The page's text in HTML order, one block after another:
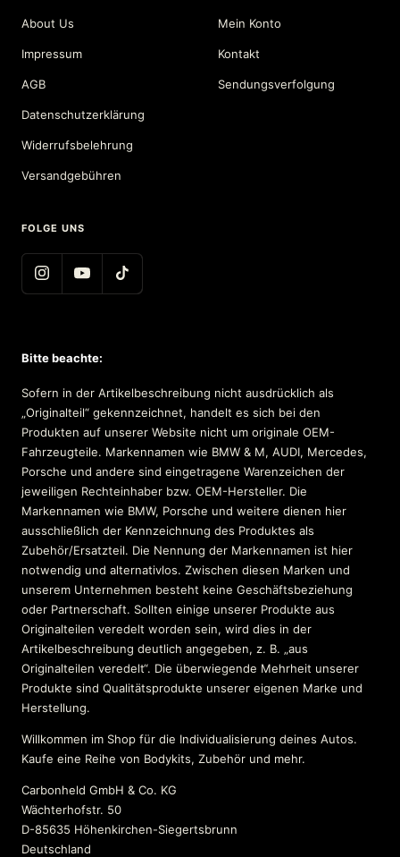
About Us
Impressum
AGB
Datenschutzerklärung
Widerrufsbelehrung
Versandgebühren
Mein Konto
Kontakt
Sendungsverfolgung
FOLGE UNS
Bitte beachte:
Sofern in der Artikelbeschreibung nicht ausdrücklich als
„Originalteil“ gekennzeichnet, handelt es sich bei den
Produkten auf unserer Website nicht um originale OEM-
Fahrzeugteile. Markennamen wie BMW & M, AUDI, Mercedes,
Porsche und andere sind eingetragene Warenzeichen der
jeweiligen Rechteinhaber bzw. OEM-Hersteller. Die
Markennamen wie BMW, Porsche und weitere dienen hier
ausschließlich der Kennzeichnung des Produktes als
Zubehör/Ersatzteil. Die Nennung der Markennamen ist hier
notwendig und alternativlos. Zwischen diesen Marken und
unserem Unternehmen besteht keine Geschäftsbeziehung
oder Partnerschaft. Sollten einige unserer Produkte aus
Originalteilen veredelt worden sein, wird dies in der
Artikelbeschreibung deutlich angegeben, z. B. „aus
Originalteilen veredelt“. Die überwiegende Mehrheit unserer
Produkte sind Qualitätsprodukte unserer eigenen Marke und
Herstellung.
Willkommen im Shop für die Individualisierung deines Autos.
Kaufe eine Reihe von Bodykits, Zubehör und mehr.
Carbonheld GmbH & Co. KG
Wächterhofstr. 50
D-85635 Höhenkirchen-Siegertsbrunn
Deutschland